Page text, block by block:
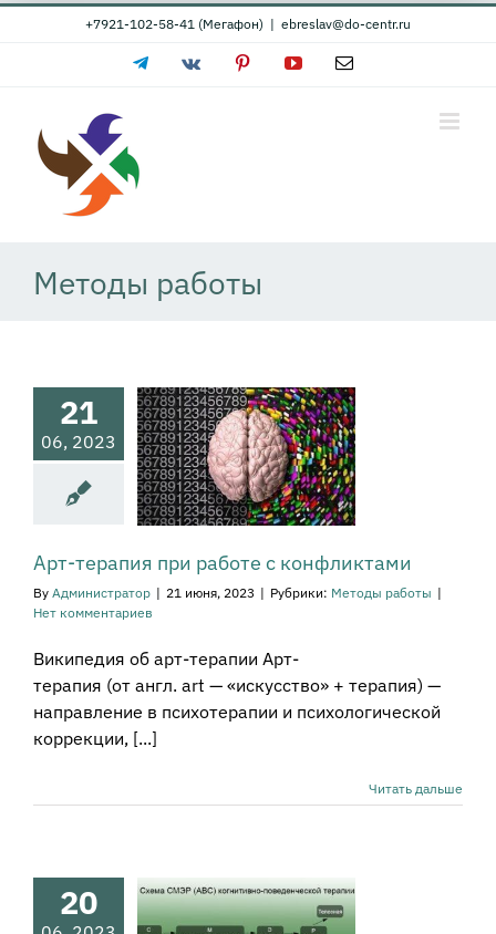
Skip
+7921-102-58-41 (Мегафон) | ebreslav@do-centr.ru
TelegramVk PinterestYouTubeEmail
Методы работы
21
06, 2023
при
Арт-терапия при работе с конфликтами
By Администратор | 21 июня, 2023 | Рубрики: Методы работы |
Нет комментариев
Википедия об арт-терапии Арт-
терапия (от англ. art — «искусство» + терапия) —
направление в психотерапии и психологической
коррекции, [...]
Читать дальше
20